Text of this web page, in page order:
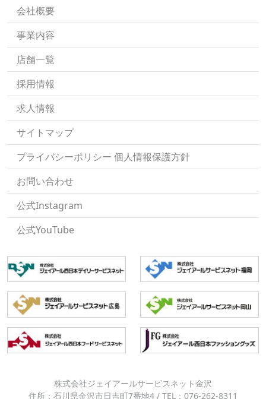
会社概要
事業内容
店舗一覧
採用情報
求人情報
サイトマップ
プライバシーポリシー 個人情報保護方針
お問い合わせ
公式Instagram
公式YouTube
株式会社ジェイアールサービスネット金沢
住所：石川県金沢市日吉町7番地4 / TEL：076-262-8311